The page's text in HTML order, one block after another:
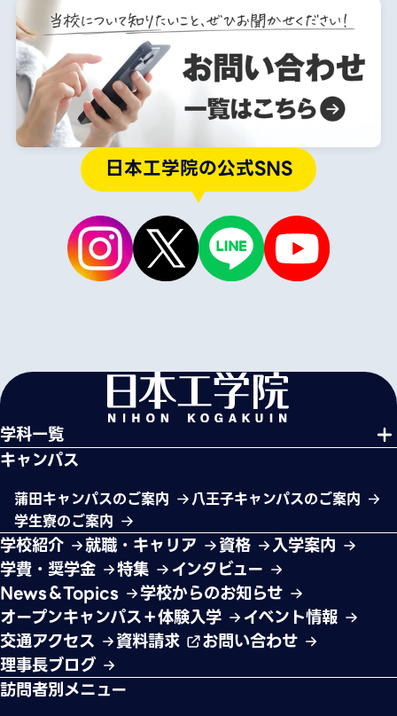
日本工学院の公式SNS
学科一覧
キャンパス
蒲田キャンパスのご案内
八王子キャンパスのご案内
学生寮のご案内
学校紹介 就職・キャリア 資格
入学案内
学費・奨学金
特集
インタビュー
News＆Topics
学校からのお知らせ
オープンキャンパス＋体験入学
イベント情報
交通アクセス
資料請求
お問い合わせ
理事長ブログ
訪問者別メニュー